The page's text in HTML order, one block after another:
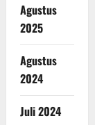
Agustus
2025
Agustus
2024
Juli 2024